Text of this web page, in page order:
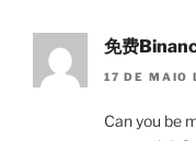
免费
17 DE MAIO
Can you be